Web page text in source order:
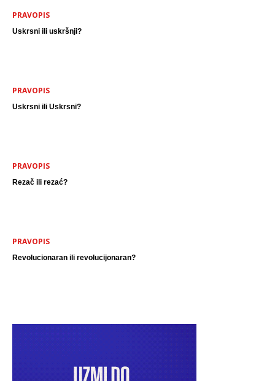
PRAVOPIS
Uskrsni ili uskršnji?
PRAVOPIS
Uskrsni ili Uskrsni?
PRAVOPIS
Rezač ili rezać?
PRAVOPIS
Revolucionaran ili revolucijonaran?